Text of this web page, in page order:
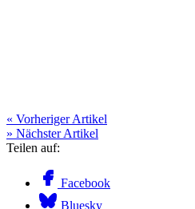
« Vorheriger Artikel
» Nächster Artikel
Teilen auf:
Facebook
Bluesky